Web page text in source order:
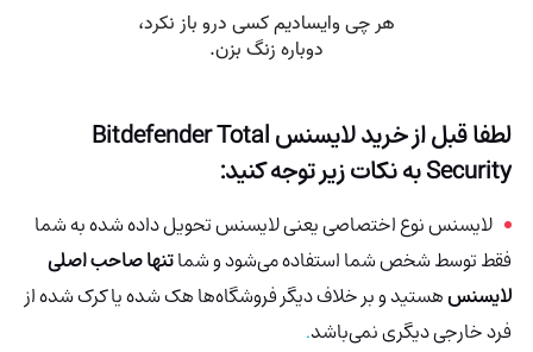
لطفا قبل از خرید لایسنس Bitdefender Total
Security به نکات زیر توجه کنید:
لایسنس نوع اختصاصی یعنی لایسنس تحویل داده شده به شما
فقط توسط شخص شما استفاده می‌شود و شماتنها صاحب اصلی
لایسنسهستید و بر خلاف دیگر فروشگاه‌ها هک شدهیا کرک شده از
فرد خارجی دیگری نمی‌باشد.